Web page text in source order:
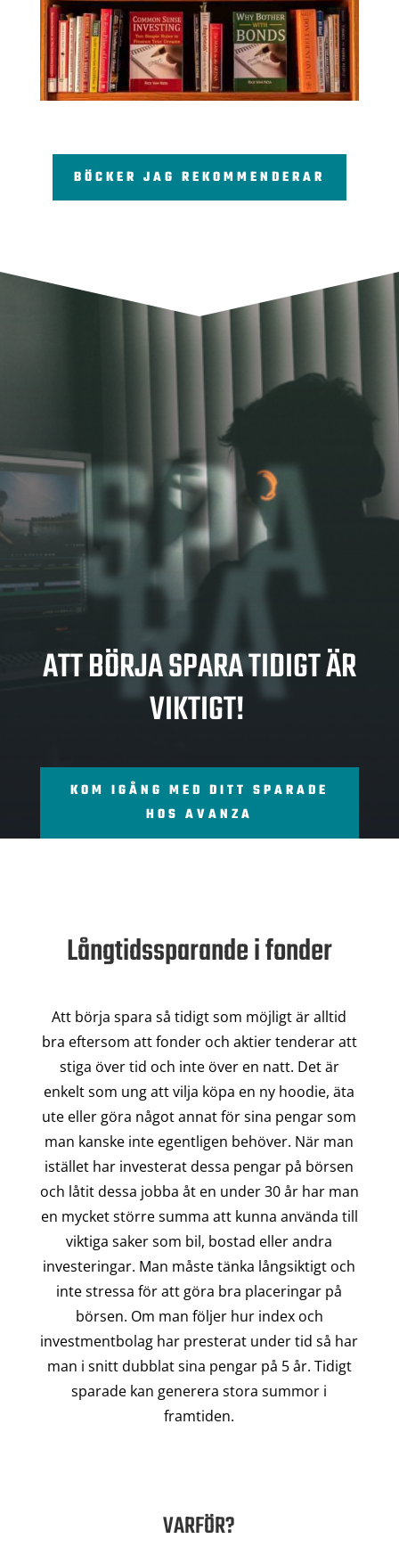
BÖCKER JAG REKOMMENDERAR
SPA
RA
ATT BÖRJA SPARA TIDIGT ÄR
VIKTIGT!
KOM IGÅNG MED DITT SPARADE
HOS AVANZA
Långtidssparande i fonder
Att börja spara så tidigt som möjligt är alltid
bra eftersom att fonder och aktier tenderar att
stiga över tid och inte över en natt. Det är
enkelt som ung att vilja köpa en ny hoodie, äta
ute eller göra något annat för sina pengar som
man kanske inte egentligen behöver. När man
istället har investerat dessa pengar på börsen
och låtit dessa jobba åt en under 30 år har man
en mycket större summa att kunna använda till
viktiga saker som bil, bostad eller andra
investeringar. Man måste tänka långsiktigt och
inte stressa för att göra bra placeringar på
börsen. Om man följer hur index och
investmentbolag har presterat under tid så har
man i snitt dubblat sina pengar på 5 år. Tidigt
sparade kan generera stora summor i
framtiden.
VARFÖR?